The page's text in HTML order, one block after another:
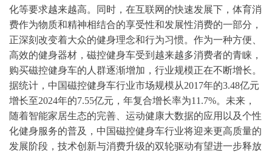
化等要求越来越高。同时，在互联网的快速发展下，体育消
费作为物质和精神相结合的享受性和发展性消费的一部分，
正深刻改变着大众的健身理念和行为习惯。作为一种方便、
高效的健身器材，磁控健身车受到越来越多消费者的青睐，
购买磁控健身车的人群逐渐增加，行业规模正在不断增长。
据统计，中国磁控健身车行业市场规模从2017年的3.48亿元
增长至2024年的7.55亿元，年复合增长率为11.7%。未来，
随着智能家居生态的完善、运动健康大数据的应用以及个性
化健身服务的普及，中国磁控健身车行业将迎来更高质量的
发展阶段，技术创新与消费升级的双轮驱动有望进一步释放